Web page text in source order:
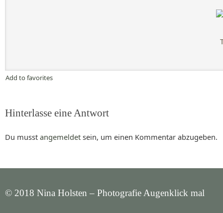
Add to favorites
Hinterlasse eine Antwort
Du musst angemeldet sein, um einen Kommentar abzugeben.
© 2018 Nina Holsten – Photografie Augenklick mal